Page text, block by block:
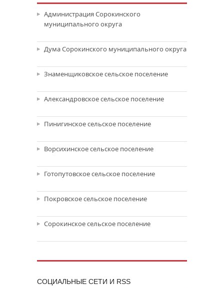
Администрация Сорокинского
муниципального округа
Дума Сорокинского муниципального округа
Знаменщиковское сельское поселение
Александровское сельское поселение
Пинигинское сельское поселение
Ворсихинское сельское поселение
Готопутовское сельское поселение
Покровское сельское поселение
Сорокинское сельское поселение
CОЦИАЛЬНЫЕ СЕТИ И RSS